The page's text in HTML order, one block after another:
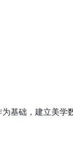
础，建立美学